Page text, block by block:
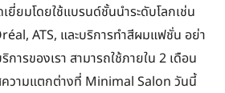
ยมโดยใช้แบรนด์ชั้นนำระดับโลกเช่น
ATS, และบริการทำสีผมแฟชั่น อย่า
ารของเรา สามารถใช้ภายใน 2 เดือน
วามแตกต่างที่ Minimal Salon วันนี้